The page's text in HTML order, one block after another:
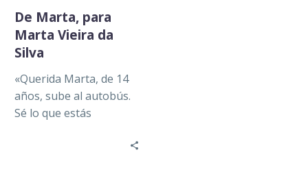
De Marta, para
Marta Vieira da
Silva
«Querida Marta, de 14
años, sube al autobús.
Sé lo que estás